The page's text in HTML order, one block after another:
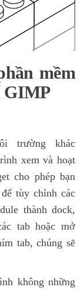
mềm
GIMP
trường khác
xem và hoạt
cho phép bạn
tùy chỉnh các
thành dock,
tab hoặc mở
tab, chúng sẽ
không những